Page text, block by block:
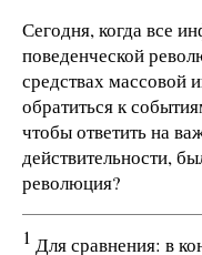
Сегодня, когда все
поведенческой
средствах массовой
обратиться к
чтобы ответить на
действительности,
революция?
1 Для сравнения: в